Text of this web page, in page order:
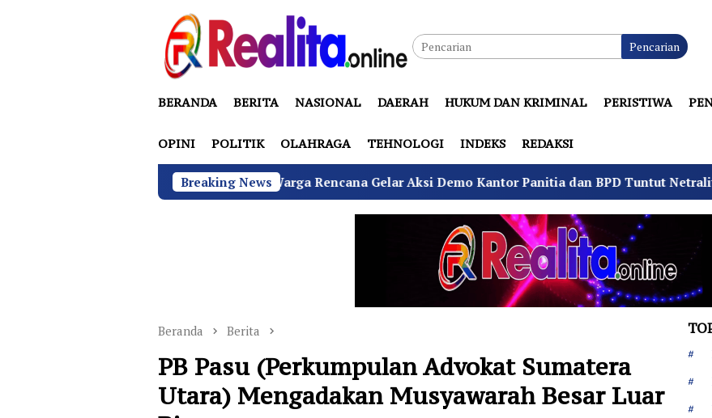
Pencarian
BERANDA BERITA NASIONAL DAERAH HUKUM DAN KRIMINAL PERISTIWA
OPINI POLITIK OLAHRAGA TEHNOLOGI INDEKS REDAKSI
Breaking News
Memanas, 2000 Warga Rencana Gelar Aksi Demo Kantor Panitia dan BPD Tuntut Netralitas
Beranda Berita
PB Pasu (Perkumpulan Advokat Sumatera
Utara) Mengadakan Musyawarah Besar Luar